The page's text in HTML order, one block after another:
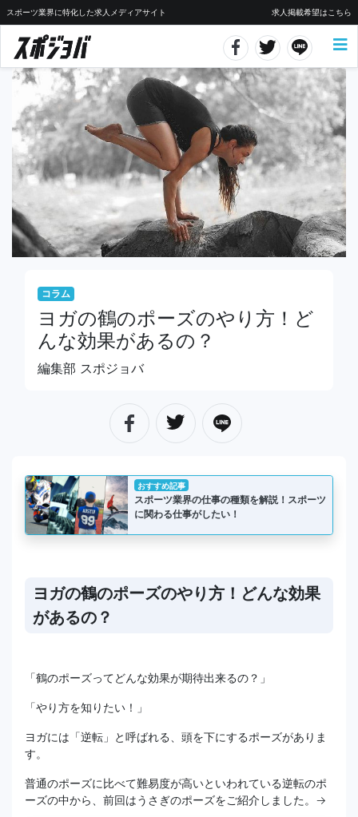
スポーツ業界に特化した求人メディアサイト 求人掲載希望はこちら
コラム
ヨガの鶴のポーズのやり方！ど
んな効果があるの？
編集部 スポジョバ
おすすめ記事
スポーツ業界の仕事の種類を解説！スポーツ
に関わる仕事がしたい！
ヨガの鶴のポーズのやり方！どんな効果
があるの？
「鶴のポーズってどんな効果が期待出来るの？」
「やり方を知りたい！」
ヨガには「逆転」と呼ばれる、頭を下にするポーズがありま
す。
普通のポーズに比べて難易度が高いといわれている逆転のポ
ーズの中から、前回はうさぎのポーズをご紹介しました。→